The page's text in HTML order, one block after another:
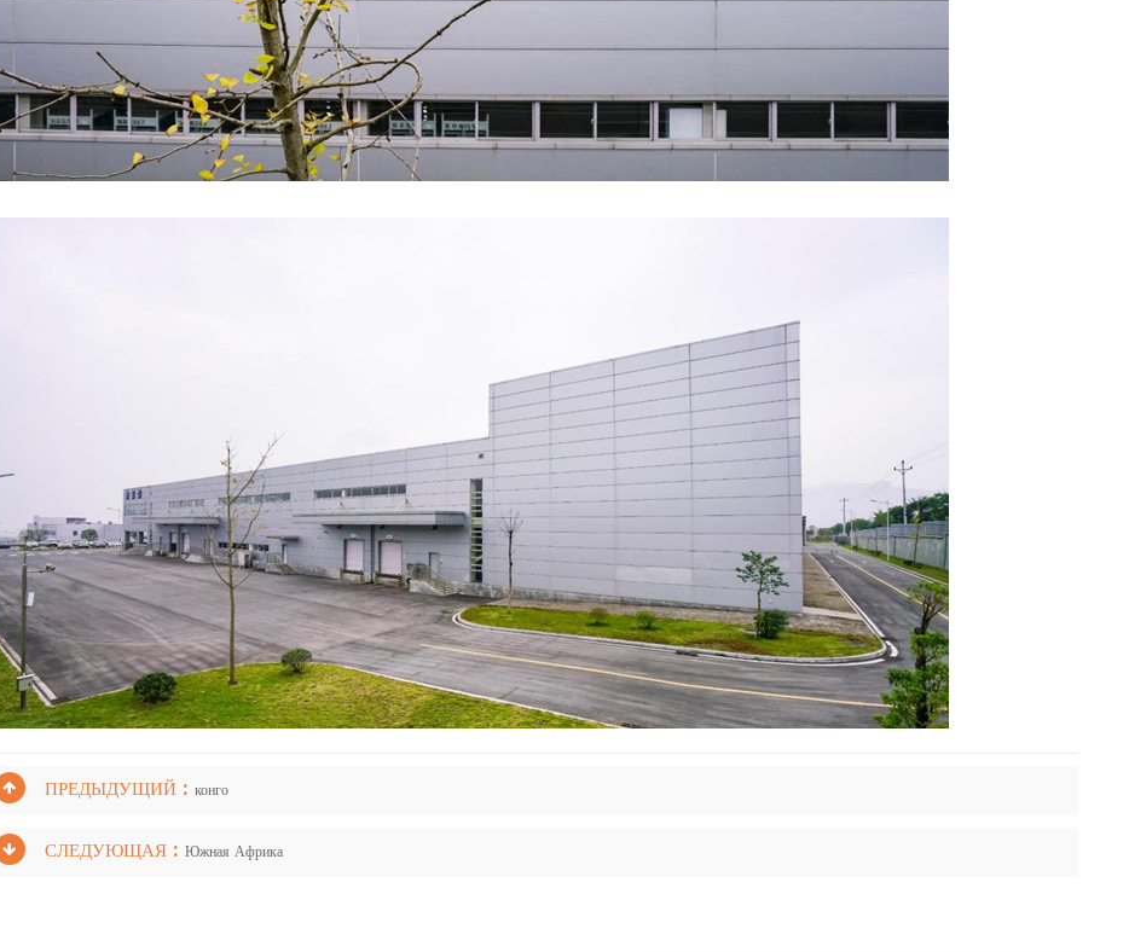
ПРЕДЫДУЩИЙ : конго
СЛЕДУЮЩАЯ : Южная Африка